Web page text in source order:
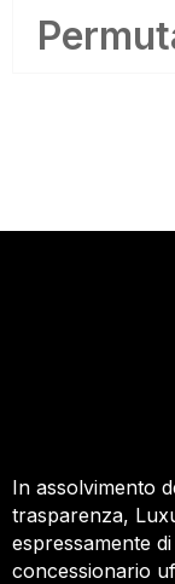
In assolvimento
trasparenza,
espressamente
concessionario